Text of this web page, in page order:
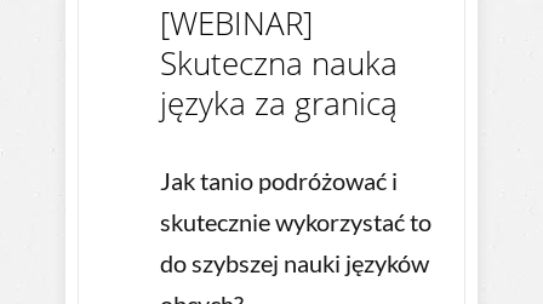
[WEBINAR]
Skuteczna nauka
języka za granicą
Jak tanio podróżować i
skutecznie wykorzystać to
do szybszej nauki języków